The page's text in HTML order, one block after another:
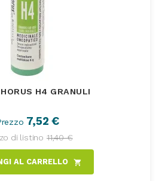
H4 GRANULI
7,52 €
di listino 11,40 €
AL CARRELLO shopping_cart